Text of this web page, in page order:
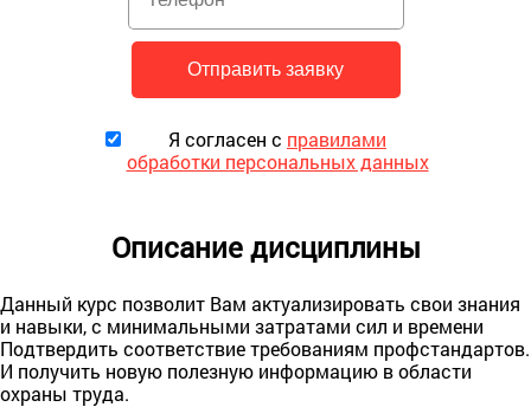
Я согласен с правилами
обработки персональных данных
Описание дисциплины
Данный курс позволит Вам актуализировать свои знания
и навыки, с минимальными затратами сил и времени
Подтвердить соответствие требованиям профстандартов.
И получить новую полезную информацию в области
охраны труда.